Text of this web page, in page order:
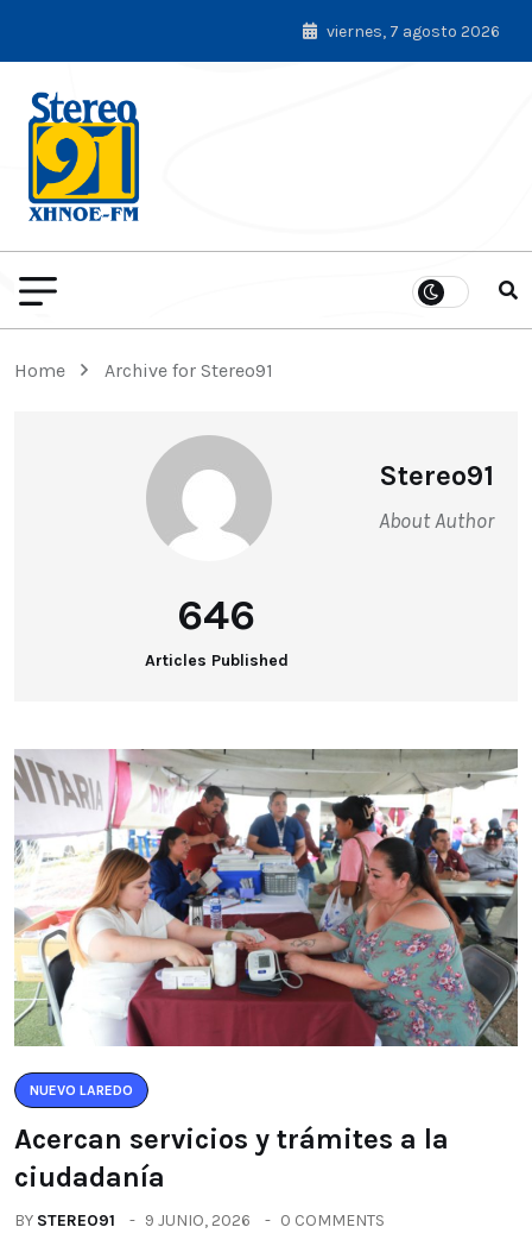
viernes, 7 agosto 2026
Home Archive for Stereo91
Stereo91
About Author
646
Articles Published
NUEVO LAREDO
Acercan servicios y trámites a la
ciudadanía
BY STEREO91 9 JUNIO, 2026 0 COMMENTS